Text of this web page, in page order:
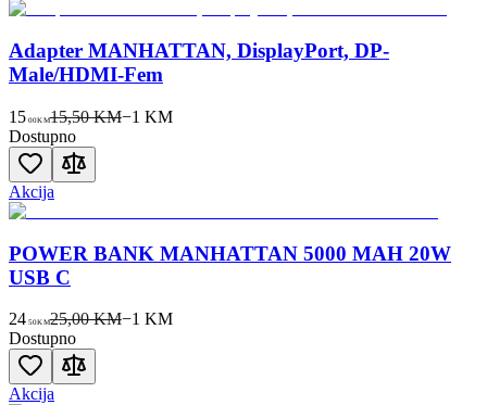
Adapter MANHATTAN, DisplayPort, DP-
Male/HDMI-Fem
15 00KM15,50 KM−1 KM
Dostupno
Akcija
POWER BANK MANHATTAN 5000 MAH 20W
USB C
24 50KM25,00 KM−1 KM
Dostupno
Akcija